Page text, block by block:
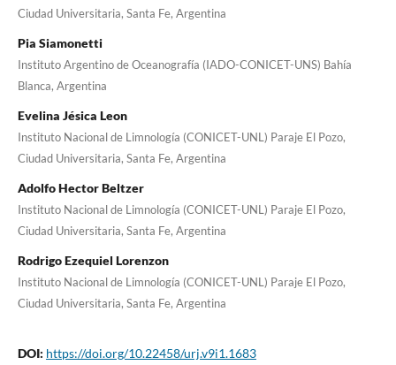
Ciudad Universitaria, Santa Fe, Argentina
Pia Siamonetti
Instituto Argentino de Oceanografía (IADO-CONICET-UNS) Bahía
Blanca, Argentina
Evelina Jésica Leon
Instituto Nacional de Limnología (CONICET-UNL) Paraje El Pozo,
Ciudad Universitaria, Santa Fe, Argentina
Adolfo Hector Beltzer
Instituto Nacional de Limnología (CONICET-UNL) Paraje El Pozo,
Ciudad Universitaria, Santa Fe, Argentina
Rodrigo Ezequiel Lorenzon
Instituto Nacional de Limnología (CONICET-UNL) Paraje El Pozo,
Ciudad Universitaria, Santa Fe, Argentina
DOI: https://doi.org/10.22458/urj.v9i1.1683